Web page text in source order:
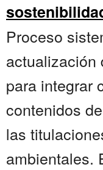
Proceso
actualización
para integrar
contenidos
las
ambientales.